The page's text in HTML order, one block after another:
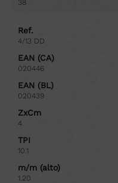
38
Ref.
4/13 DD
EAN (CA)
020446
EAN (BL)
020439
ZxCm
4
TPI
10.1
m/m (alto)
1.20